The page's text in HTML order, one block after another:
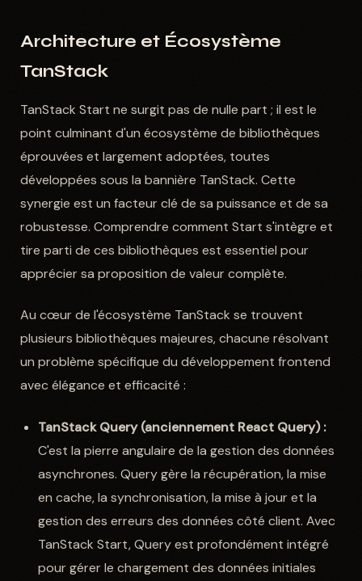
Architecture et Écosystème
TanStack
TanStack Start ne surgit pas de nulle part ; il est le
point culminant d'un écosystème de bibliothèques
éprouvées et largement adoptées, toutes
développées sous la bannière TanStack. Cette
synergie est un facteur clé de sa puissance et de sa
robustesse. Comprendre comment Start s'intègre et
tire parti de ces bibliothèques est essentiel pour
apprécier sa proposition de valeur complète.
Au cœur de l'écosystème TanStack se trouvent
plusieurs bibliothèques majeures, chacune résolvant
un problème spécifique du développement frontend
avec élégance et efficacité :
TanStack Query (anciennement React Query) :
C'est la pierre angulaire de la gestion des données
asynchrones. Query gère la récupération, la mise
en cache, la synchronisation, la mise à jour et la
gestion des erreurs des données côté client. Avec
TanStack Start, Query est profondément intégré
pour gérer le chargement des données initiales